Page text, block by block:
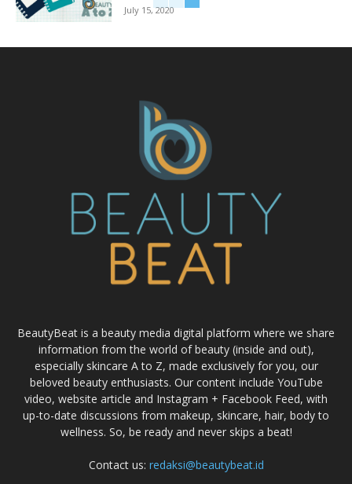
July 15, 2020
BeautyBeat is a beauty media digital platform where we share
information from the world of beauty (inside and out),
especially skincare A to Z, made exclusively for you, our
beloved beauty enthusiasts. Our content include YouTube
video, website article and Instagram + Facebook Feed, with
up-to-date discussions from makeup, skincare, hair, body to
wellness. So, be ready and never skips a beat!
Contact us: redaksi@beautybeat.id